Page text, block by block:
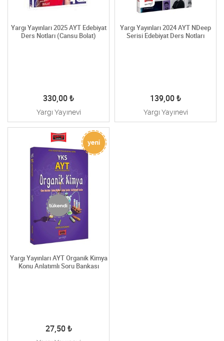
Yargı Yayınları 2025 AYT Edebiyat
Ders Notları (Cansu Bolat)
330,00 ₺
Yargı Yayınevi
Yargı Yayınları 2024 AYT NDeep
Serisi Edebiyat Ders Notları
139,00 ₺
Yargı Yayınevi
Yargı Yayınları AYT Organik Kimya
Konu Anlatımlı Soru Bankası
27,50₺